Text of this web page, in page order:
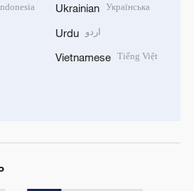
Ukrainian Українська
Urdu اردو
Vietnamese Tiếng Việt